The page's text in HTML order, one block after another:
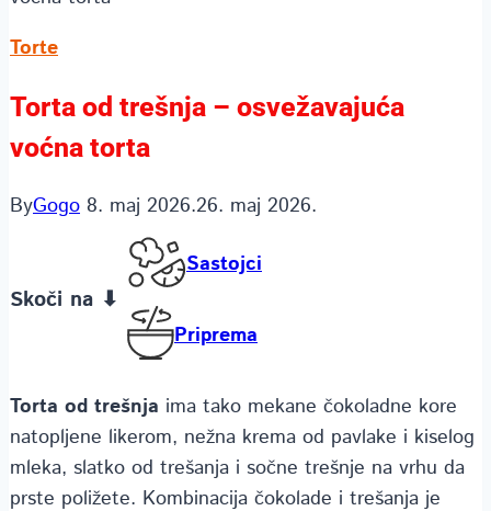
Torte
Torta od trešnja – osvežavajuća
voćna torta
ByGogo 8. maj 2026.26. maj 2026.
Skoči na ⬇
Sastojci
Priprema
Torta od trešnja ima tako mekane čokoladne kore
natopljene likerom, nežna krema od pavlake i kiselog
mleka, slatko od trešanja i sočne trešnje na vrhu da
prste poližete. Kombinacija čokolade i trešanja je